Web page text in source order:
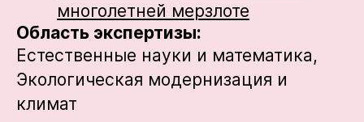
многолетней мерзлоте
Область экспертизы:
Естественные науки и математика,
Экологическая модернизация и
климат